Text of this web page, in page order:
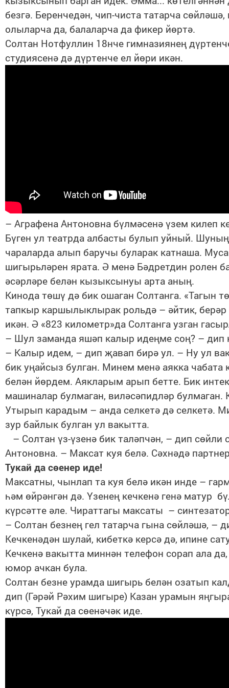
безгә. Беренчедән, чип-чиста татарча
олыларча да, балаларча да фикер йөртә.
Солтан Нотфуллин 18нче гимназиянең
студиясенә дә дүртенче ел йөри икән.
– Аграфена Антоновна бүлмәсенә үзем килеп
Бүген ул театрда албасты булып уйный.
чараларда алып баручы буларак катнаша.
шигырьләрен ярата. Ә менә Бәдретдин ролен
әсәрләре белән кызыксынуы арта аның.
Кинода төшү дә бик ошаган Солтанга. «Тагын
тапкыр каршылыклырак рольдә – әйтик,
икән. Ә «823 километр»да Солтанга узган
– Шул заманда яшәп калыр идеңме соң? –
– Калыр идем, – дип җавап бирә ул. – Ну ул
бик уңайсыз булган. Минем менә аякка
белән йөрдем. Аякларым арып бетте. Бик
машиналар булмаган, виләсәпидләр булмаган.
Утырып карадым – анда селкетә дә селкетә.
зур байлык булган ул вакытта.
– Солтан үз-үзенә бик таләпчән, – дип сөйли
Антоновна. – Максат куя белә. Сәхнәдә
Тукай да сөенер иде!
Максатны, чынлап та куя белә икән инде –
һәм өйрәнгән дә. Үзенең кечкенә генә матур
күрсәтте әле. Чираттагы максаты –
– Солтан безнең гел татарча гына сөйләшә, –
Кечкенәдән шулай, кибеткә керсә дә, ипине
Кечкенә вакытта миннән телефон сорап ала
юмор ачкан була.
Солтан безне урамда шигырь белән озатып
дип (Гәрәй Рәхим шигыре) Казан урамын
күрсә, Тукай да сөенәчәк иде.